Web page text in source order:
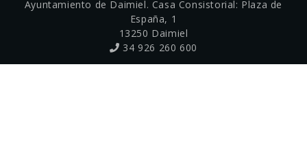
Ayuntamiento de Daimiel. Casa Consistorial: Plaza de
España, 1
13250 Daimiel
34 926 260 600